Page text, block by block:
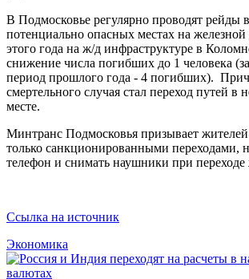
В Подмосковье регулярно проводят рейды
потенциально опасных местах на железной
этого года на ж/д инфраструктуре в
снижение числа погибших до 1 человека
период прошлого года - 4 погибших).
смертельного случая стал переход путей в
месте.
Минтранс Подмосковья призывает жителей
только санкционированными переходами,
телефон и снимать наушники при переходе
Ссылка на источник
Экономика